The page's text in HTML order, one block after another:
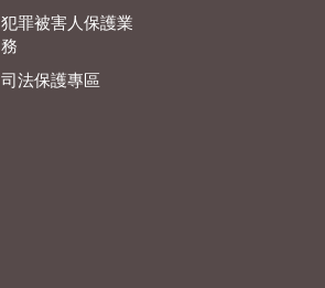
犯罪被害人保護業
務
司法保護專區